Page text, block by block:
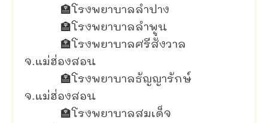
🏣 โรงพยาบาลลำปาง
🏣 โรงพยาบาลลำพูน
🏣 โรงพยาบาลศรีสังวาล
จ.แม่ฮ่องสอน
🏣 โรงพยาบาลธัญญารักษ์
จ.แม่ฮ่องสอน
🏣 โรงพยาบาลสมเด็จ